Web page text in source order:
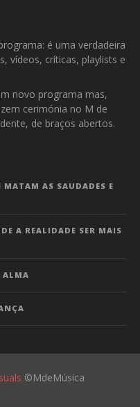
é uma verdadeira
vídeos, críticas, playlists e
novo programa mas,
cerimónia no M de
de braços abertos.
AS SAUDADES E
A REALIDADE SER MAIS
ALMA
©MdeMúsica